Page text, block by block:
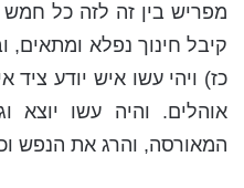
מפריש בין זה לזה כל
קיבל חינוך נפלא ומתאים,
כז) ויהי עשו איש יודע
אוהלים. והיה עשו יוצא
המאורסה, והרג את הנפש